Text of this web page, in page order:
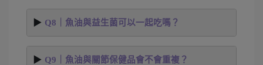
Q8｜魚油與益生菌可以一起吃嗎？
Q9｜魚油與關節保健品會不會重複？